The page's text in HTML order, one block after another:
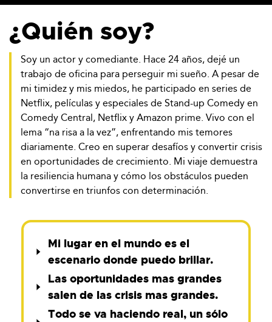
¿Quién soy?
Soy un actor y comediante. Hace 24 años, dejé un
trabajo de oficina para perseguir mi sueño. A pesar de
mi timidez y mis miedos, he participado en series de
Netflix, películas y especiales de Stand-up Comedy en
Comedy Central, Netflix y Amazon prime. Vivo con el
lema “na risa a la vez”, enfrentando mis temores
diariamente. Creo en superar desafíos y convertir crisis
en oportunidades de crecimiento. Mi viaje demuestra
la resiliencia humana y cómo los obstáculos pueden
convertirse en triunfos con determinación.
Mi lugar en el mundo es el
escenario donde puedo brillar.
Las oportunidades mas grandes
salen de las crisis mas grandes.
Todo se va haciendo real, un sólo